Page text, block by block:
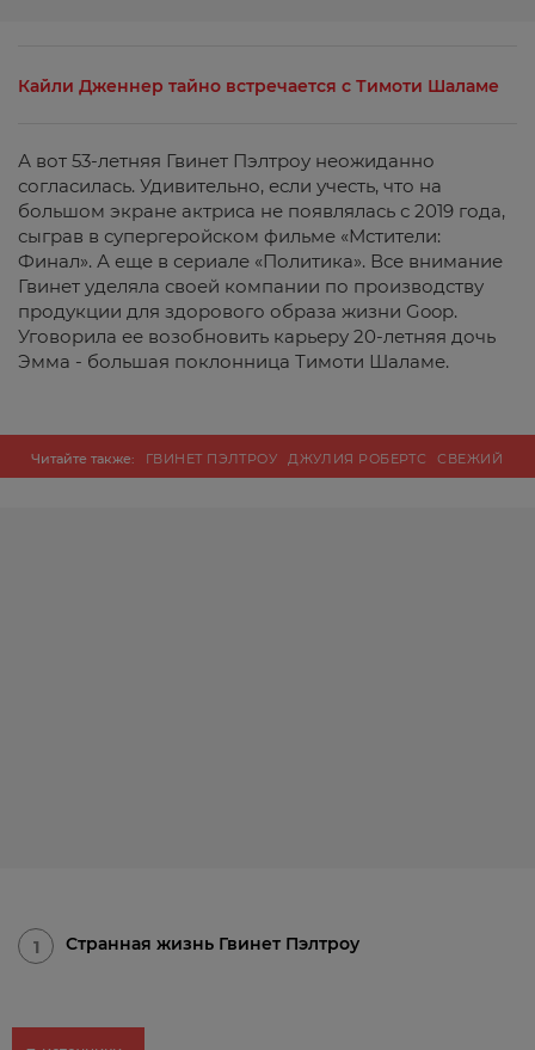
Кайли Дженнер тайно встречается с Тимоти Шаламе
А вот 53-летняя Гвинет Пэлтроу неожиданно
согласилась. Удивительно, если учесть, что на
большом экране актриса не появлялась с 2019 года,
сыграв в супергеройском фильме «Мстители:
Финал». А еще в сериале «Политика». Все внимание
Гвинет уделяла своей компании по производству
продукции для здорового образа жизни Goop.
Уговорила ее возобновить карьеру 20-летняя дочь
Эмма - большая поклонница Тимоти Шаламе.
Читайте также: ГВИНЕТ ПЭЛТРОУ ДЖУЛИЯ РОБЕРТС
СВЕЖИЙ
1 Странная жизнь Гвинет Пэлтроу